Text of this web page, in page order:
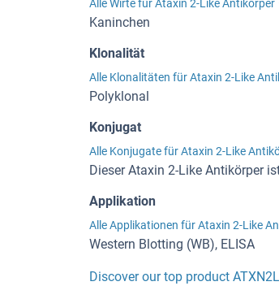
Alle Wirte für Ataxin 2-Like Antikörper
Kaninchen
Klonalität
Alle Klonalitäten für Ataxin 2-Like
Polyklonal
Konjugat
Alle Konjugate für Ataxin 2-Like
Dieser Ataxin 2-Like Antikörper
Applikation
Alle Applikationen für Ataxin 2-Like
Western Blotting (WB), ELISA
Discover our top product